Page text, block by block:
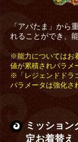
「アバたま」から
れることができ、
※能力についてはお
値が累積されパラメ
※「レジェンドドラ
パラメータは強化さ
ミッショ
定お着替え